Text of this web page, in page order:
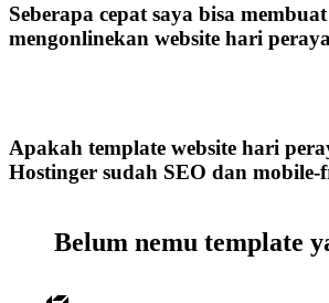
Seberapa cepat saya bisa
mengonlinekan website hari
Apakah template website hari
Hostinger sudah SEO dan mobile-
Belum nemu template